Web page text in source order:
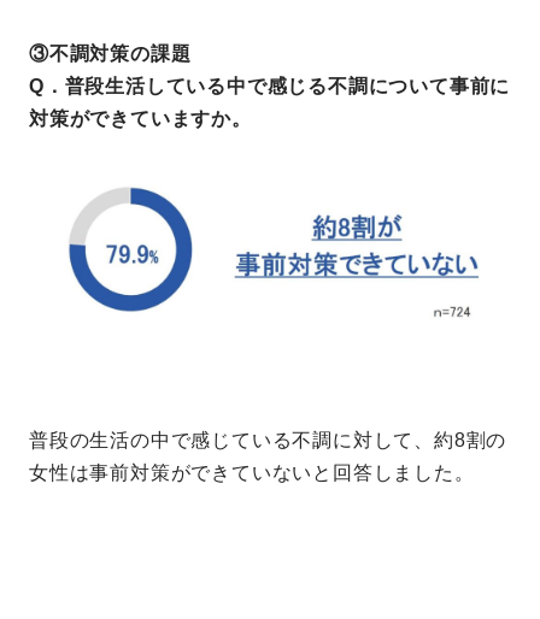
③不調対策の課題
Q．普段生活している中で感じる不調について事前に
対策ができていますか。
普段の生活の中で感じている不調に対して、約8割の
女性は事前対策ができていないと回答しました。